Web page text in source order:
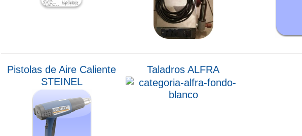
Pistolas de Aire Caliente
STEINEL
Taladros ALFRA